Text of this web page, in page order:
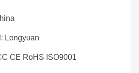
اسم العلامة التجارية: Longyuan
CE RoHS ISO9001